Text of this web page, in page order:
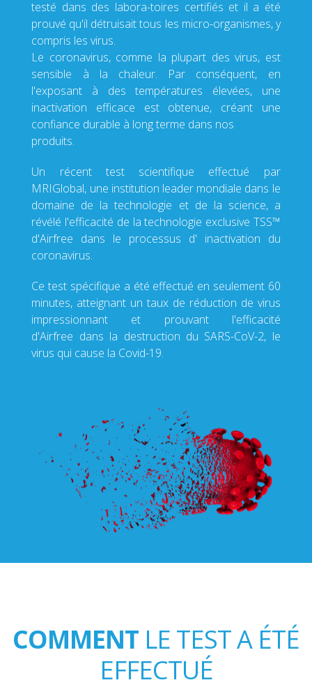
testé dans des labora-toires certifiés et il a été
prouvé qu'il détruisait tous les micro-organismes, y
compris les virus.
Le coronavirus, comme la plupart des virus, est
sensible à la chaleur. Par conséquent, en
l'exposant à des températures élevées, une
inactivation efficace est obtenue, créant une
confiance durable à long terme dans nos
produits.
Un récent test scientifique effectué par
MRIGlobal, une institution leader mondiale dans le
domaine de la technologie et de la science, a
révélé l'efficacité de la technologie exclusive TSS™
d'Airfree dans le processus d' inactivation du
coronavirus.
Ce test spécifique a été effectué en seulement 60
minutes, atteignant un taux de réduction de virus
impressionnant et prouvant l'efficacité
d'Airfree dans la destruction du SARS-CoV-2, le
virus qui cause la Covid-19.
COMMENT LE TEST A ÉTÉ
EFFECTUÉ